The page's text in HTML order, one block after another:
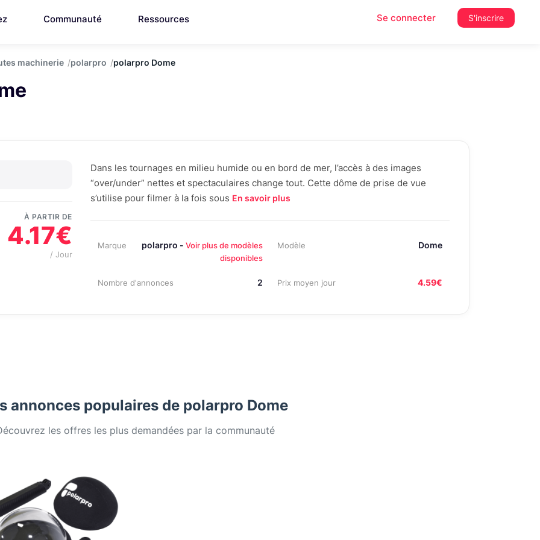
Communauté Ressources Se connecter S'inscrire
machinerie polarpro polarpro Dome
À PARTIR DE
4.17€
/ Jour
Dans les tournages en milieu humide ou en bord de mer, l’accès à des images
“over/under” nettes et spectaculaires change tout. Cette dôme de prise de vue
s’utilise pour filmer à la fois sous En savoir plus
Marque polarpro - Voir plus de modèles
disponibles
Modèle Dome
Nombre d'annonces 2 Prix moyen jour 4.59€
annonces populaires de polarpro Dome
les offres les plus demandées par la communauté